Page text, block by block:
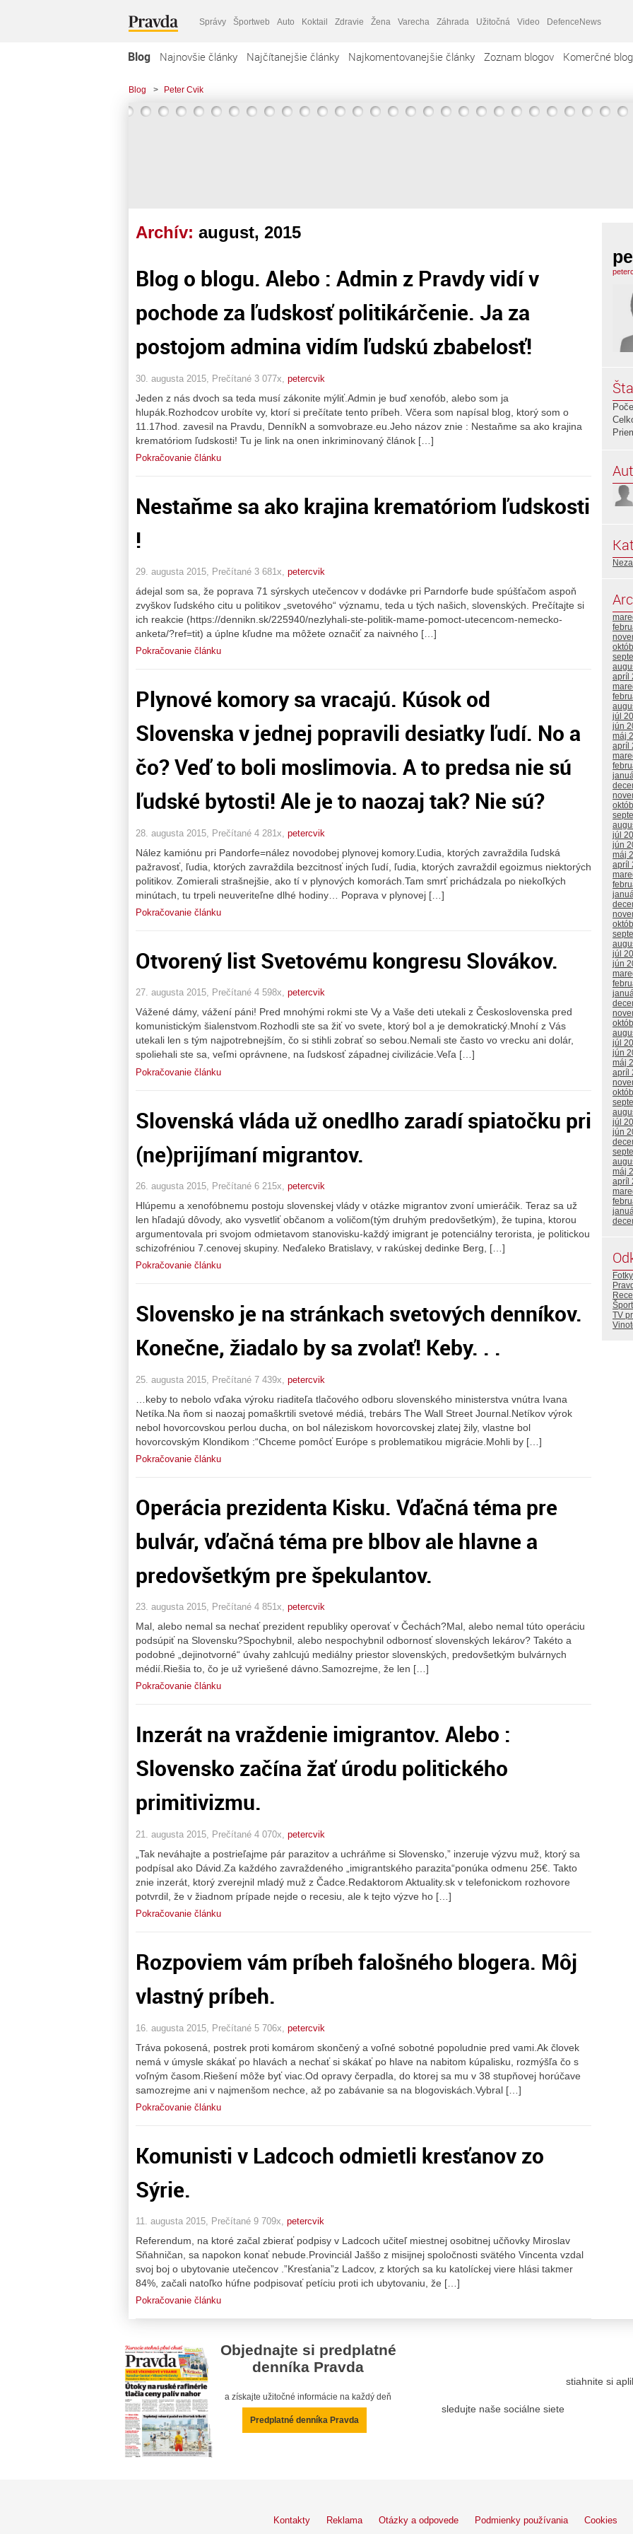
Správy Športweb Auto Koktail Zdravie Žena Varecha Záhrada Užitočná Video DefenceNews
Blog Najnovšie články Najčítanejšie články Najkomentovanejšie články Zoznam blogov Komerčné
Blog > Peter Cvik
Archív: august, 2015
Blog o blogu. Alebo : Admin z Pravdy vidí v
pochode za ľudskosť politikárčenie. Ja za
postojom admina vidím ľudskú zbabelosť!
30. augusta 2015, Prečítané 3 077x, petercvik
Jeden z nás dvoch sa teda musí zákonite mýliť.Admin je buď xenofób, alebo som ja
hlupák.Rozhodcov urobíte vy, ktorí si prečítate tento príbeh. Včera som napísal blog, ktorý som o
11.17hod. zavesil na Pravdu, DenníkN a somvobraze.eu.Jeho názov znie : Nestaňme sa ako krajina
krematóriom ľudskosti! Tu je link na onen inkriminovaný článok […]
Pokračovanie článku
Nestaňme sa ako krajina krematóriom ľudskosti
!
29. augusta 2015, Prečítané 3 681x, petercvik
ádejal som sa, že poprava 71 sýrskych utečencov v dodávke pri Parndorfe bude spúšťačom aspoň
zvyškov ľudského citu u politikov „svetového“ významu, teda u tých našich, slovenských. Prečítajte si
ich reakcie (https://dennikn.sk/225940/nezlyhali-ste-politik-mame-pomoct-utecencom-nemecko-
anketa/?ref=tit) a úplne kľudne ma môžete označiť za naivného […]
Pokračovanie článku
Plynové komory sa vracajú. Kúsok od
Slovenska v jednej popravili desiatky ľudí. No a
čo? Veď to boli moslimovia. A to predsa nie sú
ľudské bytosti! Ale je to naozaj tak? Nie sú?
28. augusta 2015, Prečítané 4 281x, petercvik
Nález kamiónu pri Pandorfe=nález novodobej plynovej komory.Ľudia, ktorých zavraždila ľudská
pažravosť, ľudia, ktorých zavraždila bezcitnosť iných ľudí, ľudia, ktorých zavraždil egoizmus niektorých
politikov. Zomierali strašnejšie, ako tí v plynových komorách.Tam smrť prichádzala po niekoľkých
minútach, tu trpeli neuveriteľne dlhé hodiny… Poprava v plynovej […]
Pokračovanie článku
Otvorený list Svetovému kongresu Slovákov.
27. augusta 2015, Prečítané 4 598x, petercvik
Vážené dámy, vážení páni! Pred mnohými rokmi ste Vy a Vaše deti utekali z Československa pred
komunistickým šialenstvom.Rozhodli ste sa žiť vo svete, ktorý bol a je demokratický.Mnohí z Vás
utekali len s tým najpotrebnejším, čo si stihli zobrať so sebou.Nemali ste často vo vrecku ani dolár,
spoliehali ste sa, veľmi oprávnene, na ľudskosť západnej civilizácie.Veľa […]
Pokračovanie článku
Slovenská vláda už onedlho zaradí spiatočku pri
(ne)prijímaní migrantov.
26. augusta 2015, Prečítané 6 215x, petercvik
Hlúpemu a xenofóbnemu postoju slovenskej vlády v otázke migrantov zvoní umieráčik. Teraz sa už
len hľadajú dôvody, ako vysvetliť občanom a voličom(tým druhým predovšetkým), že tupina, ktorou
argumentovala pri svojom odmietavom stanovisku-každý imigrant je potenciálny terorista, je politickou
schizofréniou 7.cenovej skupiny. Neďaleko Bratislavy, v rakúskej dedinke Berg, […]
Pokračovanie článku
Slovensko je na stránkach svetových denníkov.
Konečne, žiadalo by sa zvolať! Keby. . .
25. augusta 2015, Prečítané 7 439x, petercvik
…keby to nebolo vďaka výroku riaditeľa tlačového odboru slovenského ministerstva vnútra Ivana
Netíka.Na ňom si naozaj pomaškrtili svetové médiá, trebárs The Wall Street Journal.Netíkov výrok
nebol hovorcovskou perlou ducha, on bol náleziskom hovorcovskej zlatej žily, vlastne bol
hovorcovským Klondikom :“Chceme pomôcť Európe s problematikou migrácie.Mohli by […]
Pokračovanie článku
Operácia prezidenta Kisku. Vďačná téma pre
bulvár, vďačná téma pre blbov ale hlavne a
predovšetkým pre špekulantov.
23. augusta 2015, Prečítané 4 851x, petercvik
Mal, alebo nemal sa nechať prezident republiky operovať v Čechách?Mal, alebo nemal túto operáciu
podsúpiť na Slovensku?Spochybnil, alebo nespochybnil odbornosť slovenských lekárov? Takéto a
podobné „dejinotvorné“ úvahy zahlcujú mediálny priestor slovenských, predovšetkým bulvárnych
médií.Riešia to, čo je už vyriešené dávno.Samozrejme, že len […]
Pokračovanie článku
Inzerát na vraždenie imigrantov. Alebo :
Slovensko začína žať úrodu politického
primitivizmu.
21. augusta 2015, Prečítané 4 070x, petercvik
„Tak neváhajte a postrieľajme pár parazitov a uchráňme si Slovensko,” inzeruje výzvu muž, ktorý sa
podpísal ako Dávid.Za každého zavraždeného „imigrantského parazita“ponúka odmenu 25€. Takto
znie inzerát, ktorý zverejnil mladý muž z Čadce.Redaktorom Aktuality.sk v telefonickom rozhovore
potvrdil, že v žiadnom prípade nejde o recesiu, ale k tejto výzve ho […]
Pokračovanie článku
Rozpoviem vám príbeh falošného blogera. Môj
vlastný príbeh.
16. augusta 2015, Prečítané 5 706x, petercvik
Tráva pokosená, postrek proti komárom skončený a voľné sobotné popoludnie pred vami.Ak človek
nemá v úmysle skákať po hlavách a nechať si skákať po hlave na nabitom kúpalisku, rozmýšľa čo s
voľným časom.Riešení môže byť viac.Od opravy čerpadla, do ktorej sa mu v 38 stupňovej horúčave
samozrejme ani v najmenšom nechce, až po zabávanie sa na blogoviskách.Vybral […]
Pokračovanie článku
Komunisti v Ladcoch odmietli kresťanov zo
Sýrie.
11. augusta 2015, Prečítané 9 709x, petercvik
Referendum, na ktoré začal zbierať podpisy v Ladcoch učiteľ miestnej osobitnej učňovky Miroslav
Sňahničan, sa napokon konať nebude.Provinciál Jaššo z misijnej spoločnosti svätého Vincenta vzdal
svoj boj o ubytovanie utečencov .”Kresťania”z Ladcov, z ktorých sa ku katolíckej viere hlási takmer
84%, začali natoľko húfne podpisovať petíciu proti ich ubytovaniu, že […]
Pokračovanie článku
apríl
júl
jún
máj
apríl
júl
jún
máj
apríl
júl
jún
júl
jún
máj
apríl
júl
jún
máj
apríl
Fotky
Šport
TV
Objednajte si predplatné
denníka Pravda
a získajte užitočné informácie na každý deň
Predplatné denníka Pravda
sledujte naše sociálne siete
stiahnite si
Kontakty Reklama Otázky a odpovede Podmienky používania Cookies